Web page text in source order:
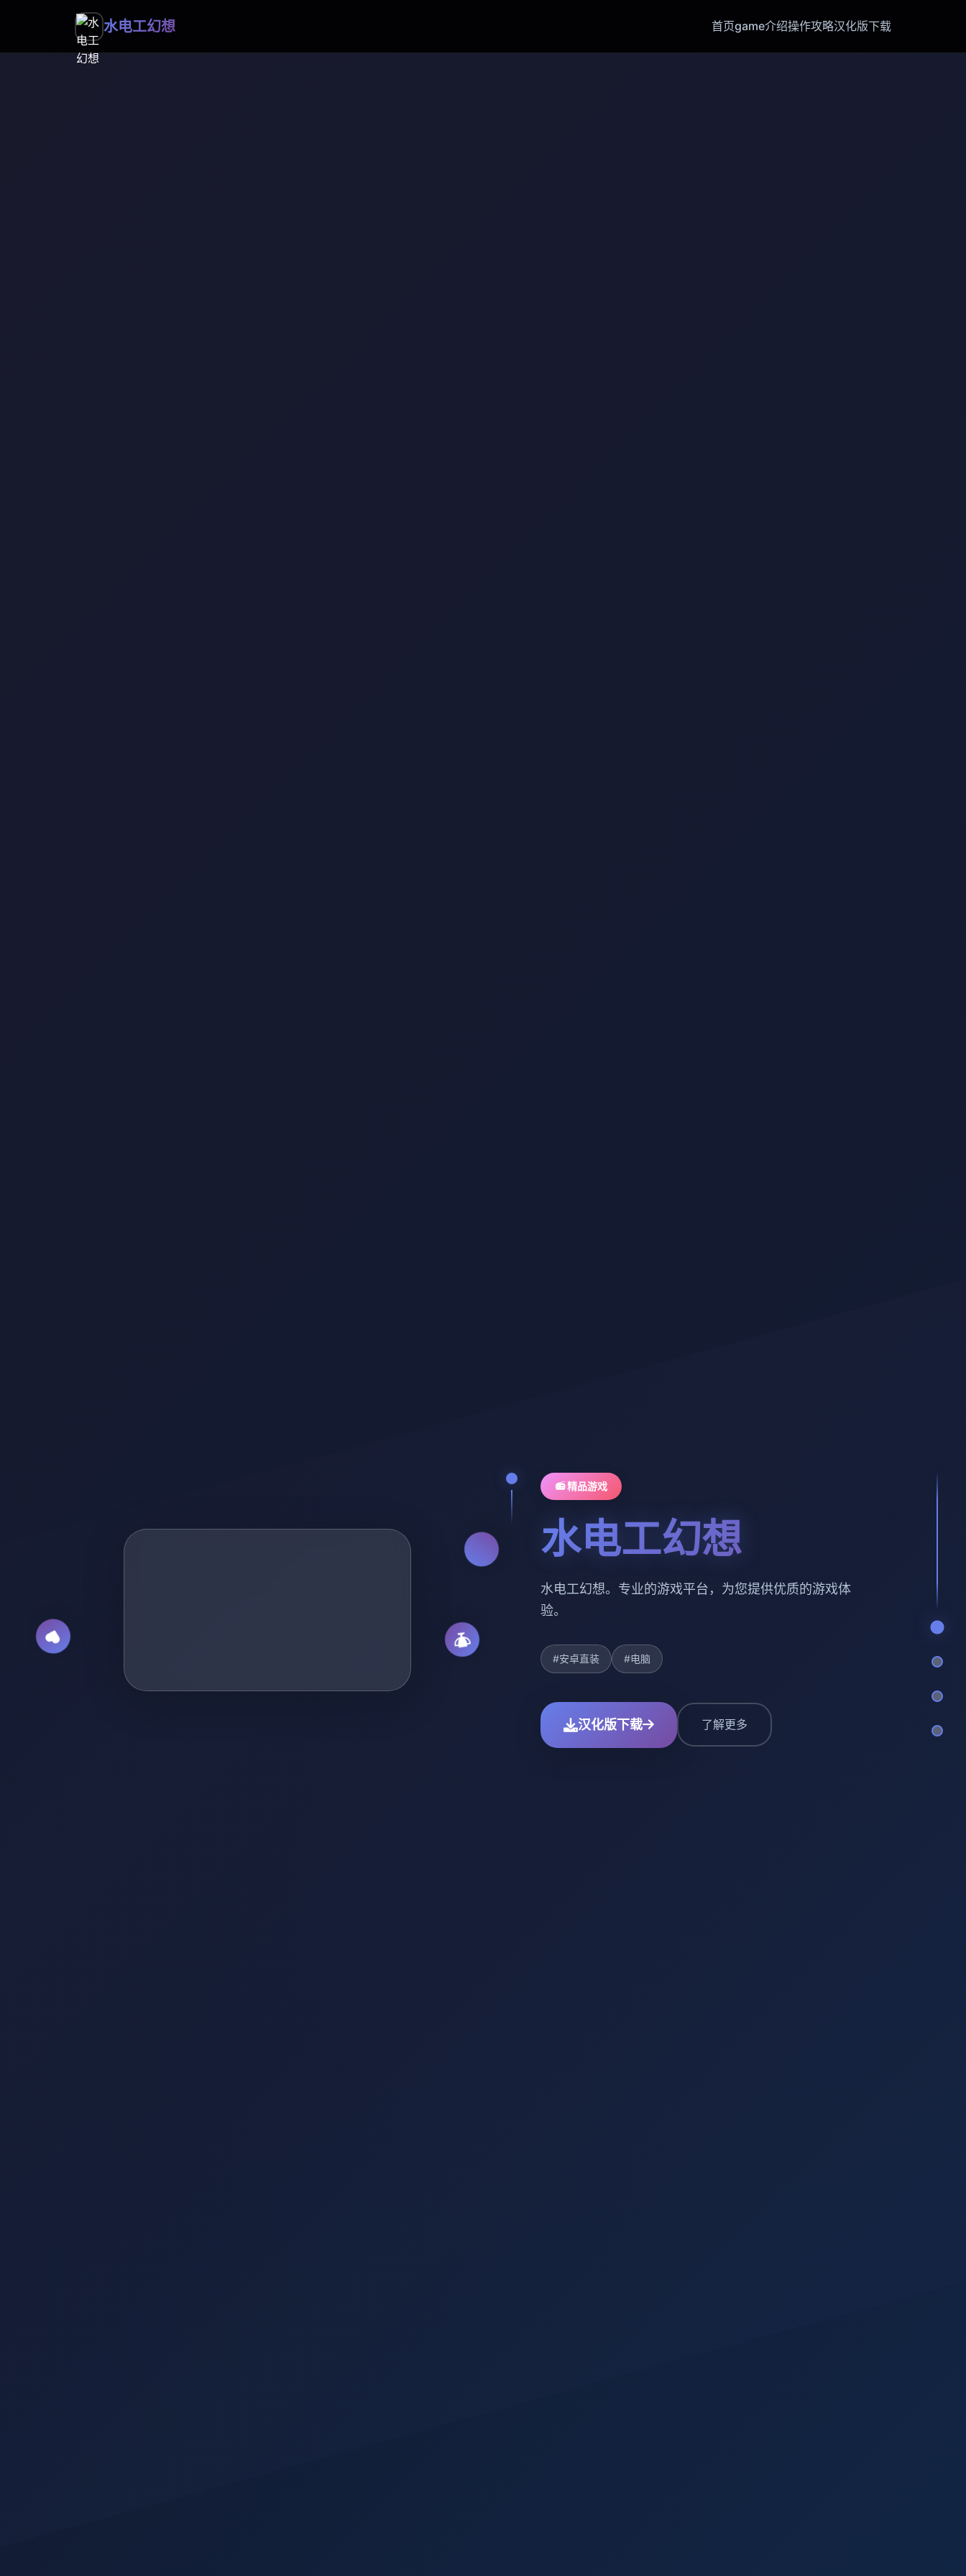
水电工幻想 首页game介绍操作攻略汉化版下载
📻 精品游戏
水电工幻想
水电工幻想。专业的游戏平台，为您提供优质的游戏体
验。
#安卓直装 #电脑
汉化版下载 了解更多